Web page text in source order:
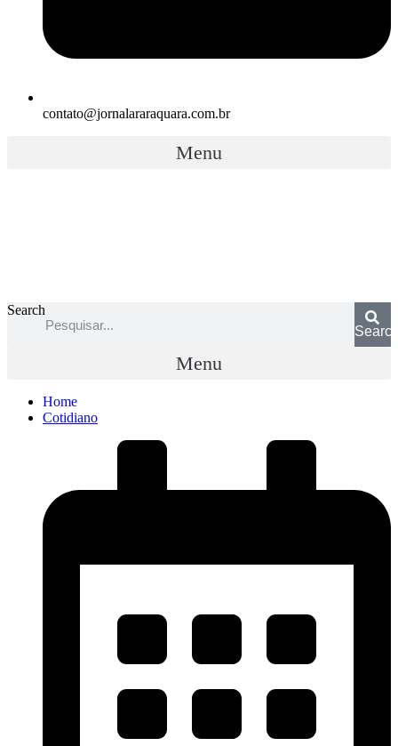
contato@jornalararaquara.com.br
Menu
Search
Menu
Home
Cotidiano